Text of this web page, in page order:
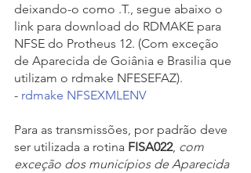
deixando-o como .T., segue abaixo o
link para download do RDMAKE para
NFSE do Protheus 12. (Com exceção
de Aparecida de Goiânia e Brasilia que
utilizam o rdmake NFESEFAZ).
- rdmake NFSEXMLENV
Para as transmissões, por padrão deve
ser utilizada a rotina FISA022, com
exceção dos municípios de Aparecida